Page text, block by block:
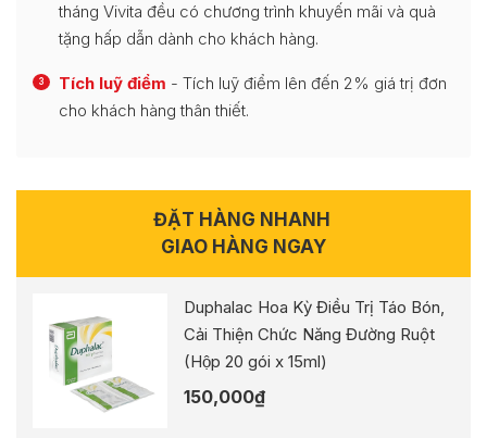
tháng Vivita đều có chương trình khuyến mãi và quà
tặng hấp dẫn dành cho khách hàng.
3 Tích luỹ điểm - Tích luỹ điểm lên đến 2% giá trị đơn
cho khách hàng thân thiết.
ĐẶT HÀNG NHANH
GIAO HÀNG NGAY
Duphalac Hoa Kỳ Điều Trị Táo Bón,
Cải Thiện Chức Năng Đường Ruột
(Hộp 20 gói x 15ml)
150,000₫